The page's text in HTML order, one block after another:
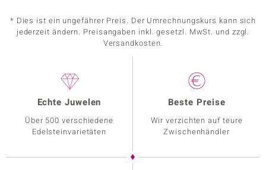
* Dies ist ein ungefährer Preis. Der Umrechnungskurs kann sich
jederzeit ändern. Preisangaben inkl. gesetzl. MwSt. und zzgl.
Versandkosten.
Echte Juwelen
Über 500 verschiedene
Edelsteinvarietäten
Beste Preise
Wir verzichten auf teure
Zwischenhändler